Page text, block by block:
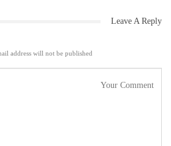
Leave A Reply
address will not be published.